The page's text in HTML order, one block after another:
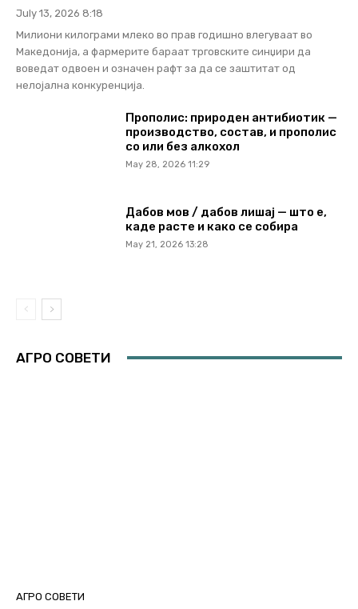
July 13, 2026 8:18
Милиони килограми млеко во прав годишно влегуваат во
Македонија, а фармерите бараат трговските синџири да
воведат одвоен и означен рафт за да се заштитат од
нелојална конкуренција.
Прополис: природен антибиотик —
производство, состав, и прополис
со или без алкохол
May 28, 2026 11:29
Дабов мов / дабов лишај — што е,
каде расте и како се собира
May 21, 2026 13:28
АГРО СОВЕТИ
АГРО СОВЕТИ